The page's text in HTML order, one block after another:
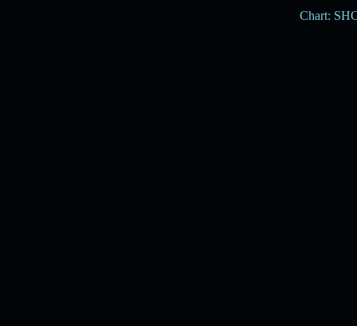
Chart: